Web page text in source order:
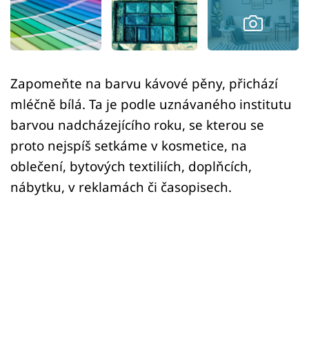
Sledujte nás
Zapomeňte na barvu kávové pěny, přichází
mléčně bílá. Ta je podle uznávaného institutu
barvou nadcházejícího roku, se kterou se
proto nejspíš setkáme v kosmetice, na
oblečení, bytových textiliích, doplňcích,
nábytku, v reklamách či časopisech.